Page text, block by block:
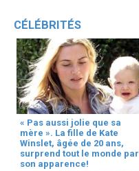
CÉLÉBRITÉS
« Pas aussi jolie que sa
mère ». La fille de Kate
Winslet, âgée de 20 ans,
surprend tout le monde par
son apparence!